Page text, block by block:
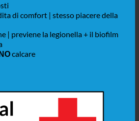
di comfort | stesso piacere della
| previene la legionella + il biofilm
calcare